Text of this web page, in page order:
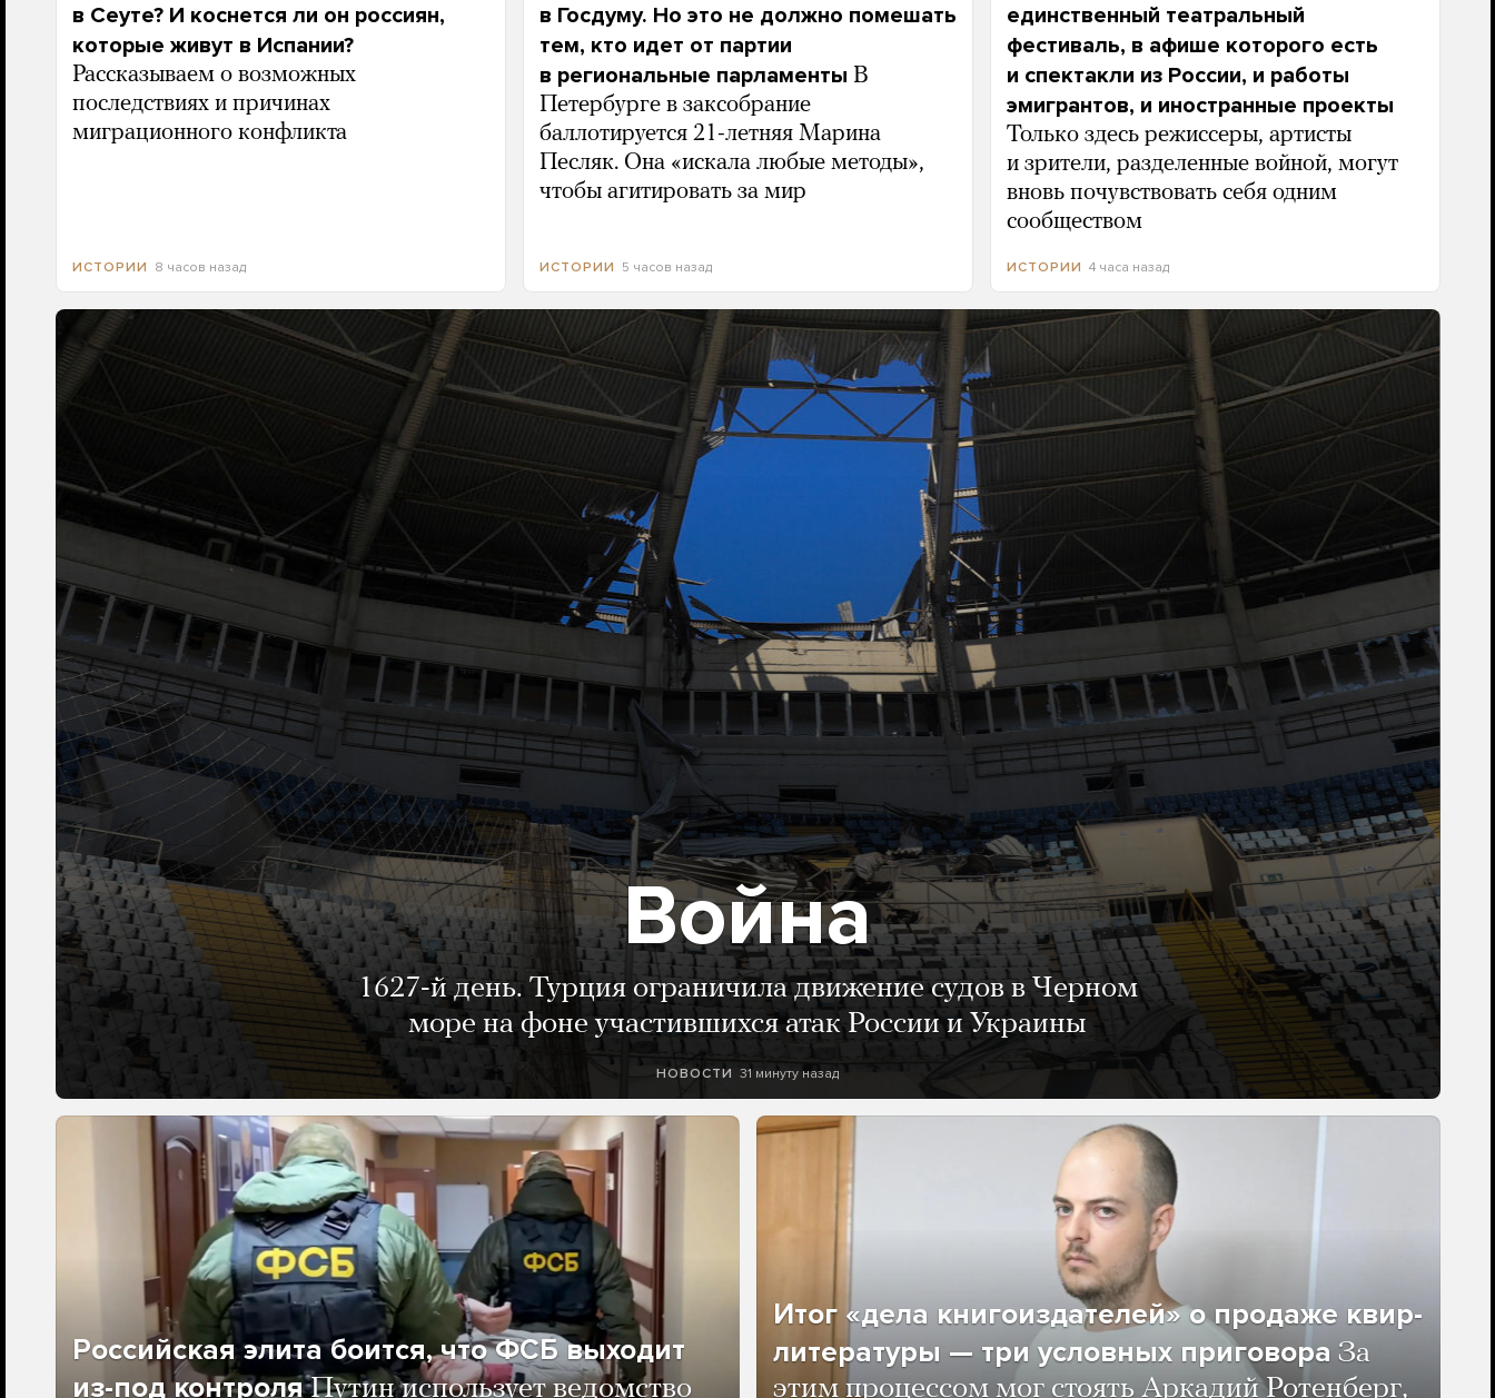
в Сеуте? И коснется ли он россиян,
которые живут в Испании?
Рассказываем о возможных
последствиях и причинах
миграционного конфликта
ИСТОРИИ 8 часов назад
в Госдуму. Но это не должно помешать
тем, кто идет от партии
в региональные парламенты В
Петербурге в заксобрание
баллотируется 21-летняя Марина
Песляк. Она «искала любые методы»,
чтобы агитировать за мир
ИСТОРИИ 5 часов назад
единственный театральный
фестиваль, в афише которого есть
и спектакли из России, и работы
эмигрантов, и иностранные проекты
Только здесь режиссеры, артисты
и зрители, разделенные войной, могут
вновь почувствовать себя одним
сообществом
ИСТОРИИ 4 часа назад
Война
1627-й день. Турция ограничила движение судов в Черном
море на фоне участившихся атак России и Украины
НОВОСТИ 31 минуту назад
Российская элита боится, что ФСБ выходит
из-под контроля Путин использует ведомство
Итог «дела книгоиздателей» о продаже квир-
литературы — три условных приговора За
этим процессом мог стоять Аркадий Ротенберг,